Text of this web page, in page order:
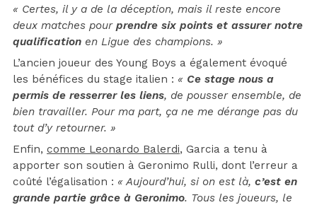
« Certes, il y a de la déception, mais il reste encore
deux matches pour prendre six points et assurer notre
qualification en Ligue des champions. »
L’ancien joueur des Young Boys a également évoqué
les bénéfices du stage italien : « Ce stage nous a
permis de resserrer les liens, de pousser ensemble, de
bien travailler. Pour ma part, ça ne me dérange pas du
tout d’y retourner. »
Enfin, comme Leonardo Balerdi, Garcia a tenu à
apporter son soutien à Geronimo Rulli, dont l’erreur a
coûté l’égalisation : « Aujourd’hui, si on est là, c’est en
grande partie grâce à Geronimo. Tous les joueurs, le